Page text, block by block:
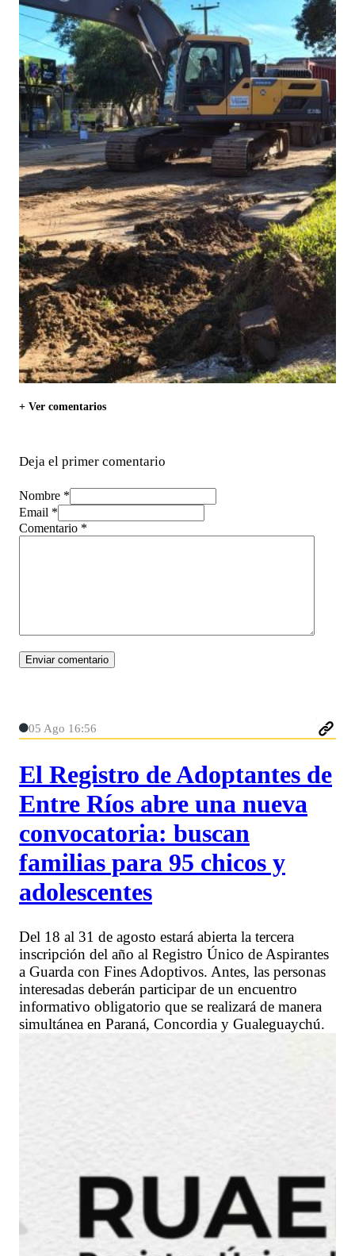
+ Ver comentarios
Deja el primer comentario
Nombre *
Email *
Comentario *
05 Ago 16:56
El Registro de Adoptantes de
Entre Ríos abre una nueva
convocatoria: buscan
familias para 95 chicos y
adolescentes
Del 18 al 31 de agosto estará abierta la tercera
inscripción del año al Registro Único de Aspirantes
a Guarda con Fines Adoptivos. Antes, las personas
interesadas deberán participar de un encuentro
informativo obligatorio que se realizará de manera
simultánea en Paraná, Concordia y Gualeguaychú.